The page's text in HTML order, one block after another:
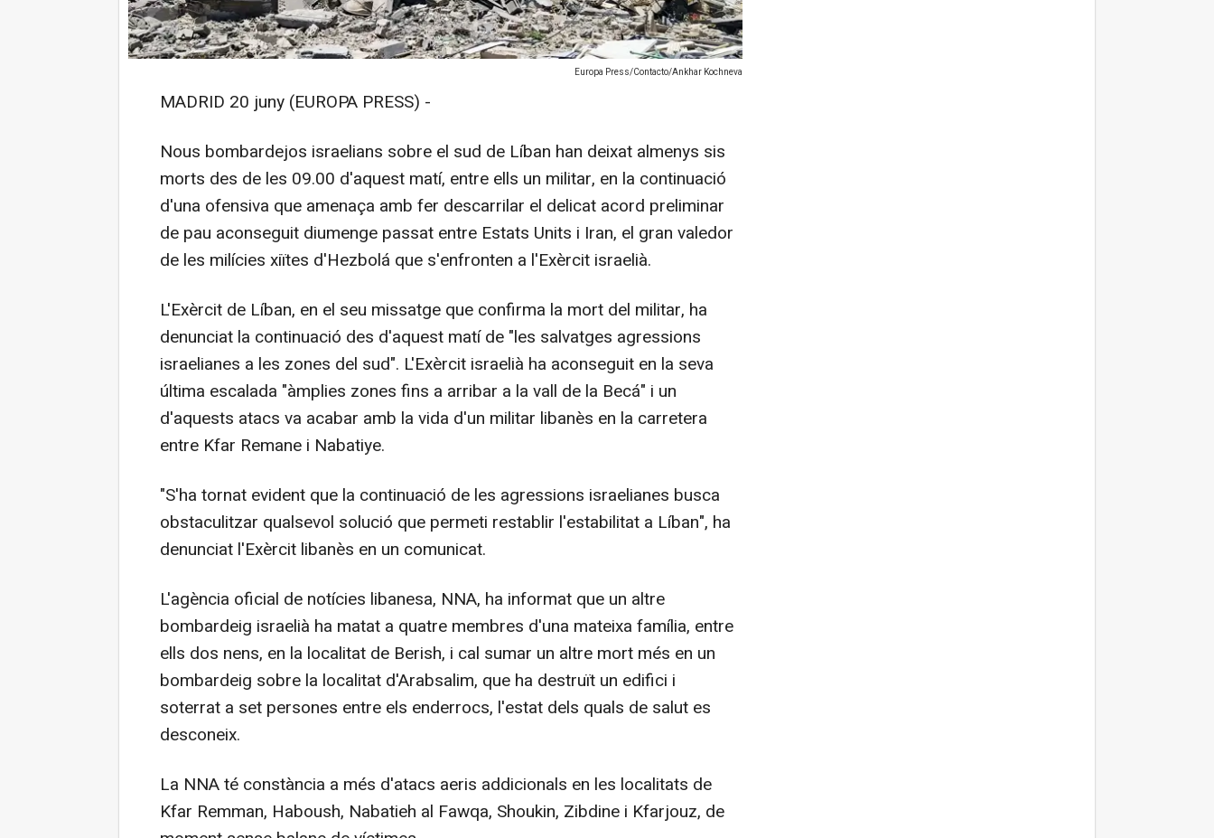
Europa Press/Contacto/Ankhar Kochneva
MADRID 20 juny (EUROPA PRESS) -
Nous bombardejos israelians sobre el sud de Líban han deixat almenys sis
morts des de les 09.00 d'aquest matí, entre ells un militar, en la continuació
d'una ofensiva que amenaça amb fer descarrilar el delicat acord preliminar
de pau aconseguit diumenge passat entre Estats Units i Iran, el gran valedor
de les milícies xiïtes d'Hezbolá que s'enfronten a l'Exèrcit israelià.
L'Exèrcit de Líban, en el seu missatge que confirma la mort del militar, ha
denunciat la continuació des d'aquest matí de "les salvatges agressions
israelianes a les zones del sud". L'Exèrcit israelià ha aconseguit en la seva
última escalada "àmplies zones fins a arribar a la vall de la Becá" i un
d'aquests atacs va acabar amb la vida d'un militar libanès en la carretera
entre Kfar Remane i Nabatiye.
"S'ha tornat evident que la continuació de les agressions israelianes busca
obstaculitzar qualsevol solució que permeti restablir l'estabilitat a Líban", ha
denunciat l'Exèrcit libanès en un comunicat.
L'agència oficial de notícies libanesa, NNA, ha informat que un altre
bombardeig israelià ha matat a quatre membres d'una mateixa família, entre
ells dos nens, en la localitat de Berish, i cal sumar un altre mort més en un
bombardeig sobre la localitat d'Arabsalim, que ha destruït un edifici i
soterrat a set persones entre els enderrocs, l'estat dels quals de salut es
desconeix.
La NNA té constància a més d'atacs aeris addicionals en les localitats de
Kfar Remman, Haboush, Nabatieh al Fawqa, Shoukin, Zibdine i Kfarjouz, de